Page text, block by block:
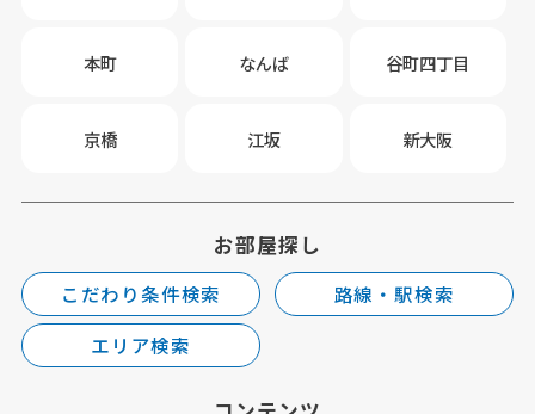
本町 なんば 谷町四丁目
京橋 江坂 新大阪
お部屋探し
こだわり条件検索
路線・駅検索
エリア検索